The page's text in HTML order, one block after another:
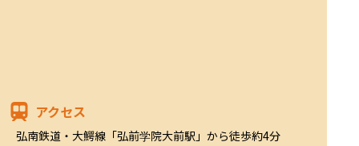
アクセス
弘南鉄道・大鰐線「弘前学院大前駅」から徒歩約4分